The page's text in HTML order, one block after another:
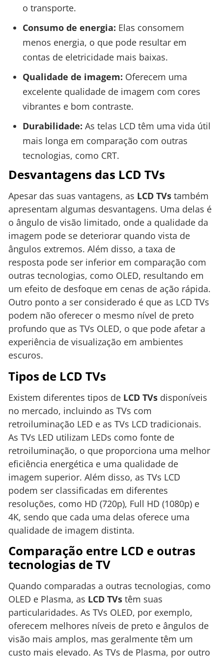
o transporte.
Consumo de energia: Elas consomem
menos energia, o que pode resultar em
contas de eletricidade mais baixas.
Qualidade de imagem: Oferecem uma
excelente qualidade de imagem com cores
vibrantes e bom contraste.
Durabilidade: As telas LCD têm uma vida útil
mais longa em comparação com outras
tecnologias, como CRT.
Desvantagens das LCD TVs
Apesar das suas vantagens, as LCD TVs também
apresentam algumas desvantagens. Uma delas é
o ângulo de visão limitado, onde a qualidade da
imagem pode se deteriorar quando vista de
ângulos extremos. Além disso, a taxa de
resposta pode ser inferior em comparação com
outras tecnologias, como OLED, resultando em
um efeito de desfoque em cenas de ação rápida.
Outro ponto a ser considerado é que as LCD TVs
podem não oferecer o mesmo nível de preto
profundo que as TVs OLED, o que pode afetar a
experiência de visualização em ambientes
escuros.
Tipos de LCD TVs
Existem diferentes tipos de LCD TVs disponíveis
no mercado, incluindo as TVs com
retroiluminação LED e as TVs LCD tradicionais.
As TVs LED utilizam LEDs como fonte de
retroiluminação, o que proporciona uma melhor
eficiência energética e uma qualidade de
imagem superior. Além disso, as TVs LCD
podem ser classificadas em diferentes
resoluções, como HD (720p), Full HD (1080p) e
4K, sendo que cada uma delas oferece uma
qualidade de imagem distinta.
Comparação entre LCD e outras
tecnologias de TV
Quando comparadas a outras tecnologias, como
OLED e Plasma, as LCD TVs têm suas
particularidades. As TVs OLED, por exemplo,
oferecem melhores níveis de preto e ângulos de
visão mais amplos, mas geralmente têm um
custo mais elevado. As TVs de Plasma, por outro